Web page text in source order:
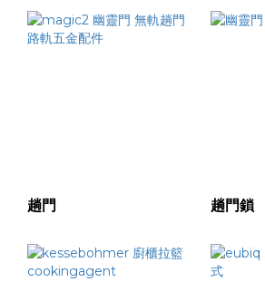
趟門 趟門鎖